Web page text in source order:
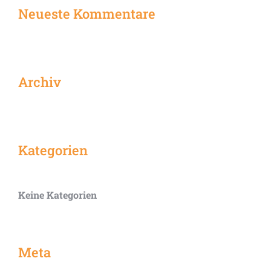
Neueste Kommentare
Archiv
Kategorien
Keine Kategorien
Meta